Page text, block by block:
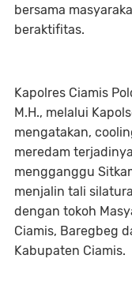
bersama
beraktifitas.
Kapolres Ciamis
M.H., melalui
mengatakan,
meredam
mengganggu
menjalin tali
dengan tokoh
Ciamis, Baregbeg
Kabupaten Ciamis.